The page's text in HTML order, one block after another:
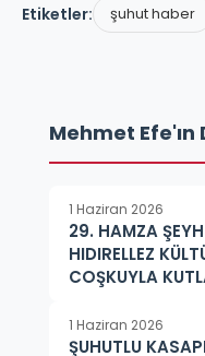
Etiketler: şuhut haber
Mehmet Efe'ın
1 Haziran 2026
29. HAMZA
HIDIRELLEZ
COŞKUYLA
1 Haziran 2026
ŞUHUTLU